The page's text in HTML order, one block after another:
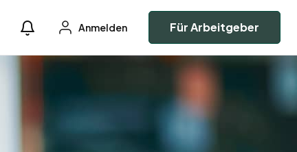
Anmelden Für Arbeitgeber